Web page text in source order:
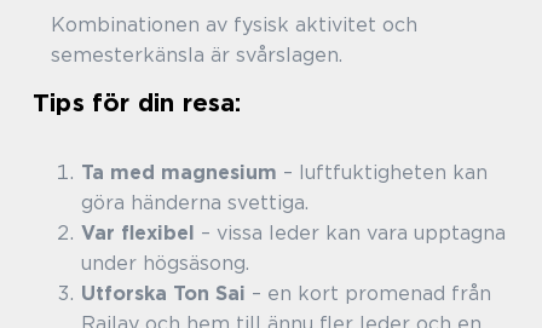
Kombinationen av fysisk aktivitet och
semesterkänsla är svårslagen.
Tips för din resa:
Ta med magnesium – luftfuktigheten kan
göra händerna svettiga.
Var flexibel – vissa leder kan vara upptagna
under högsäsong.
Utforska Ton Sai – en kort promenad från